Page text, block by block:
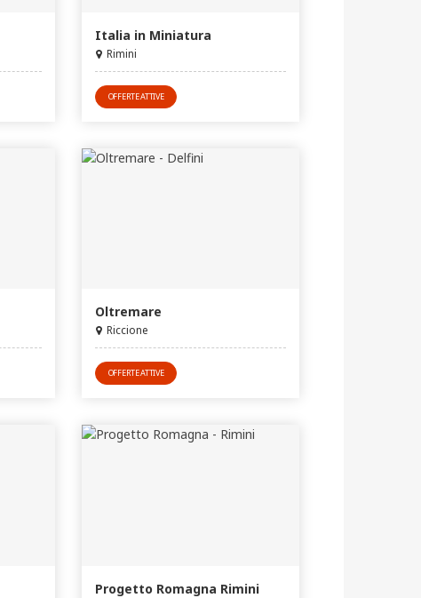
Italia in Miniatura
Rimini
OFFERTE ATTIVE
Oltremare
Riccione
OFFERTE ATTIVE
Progetto Romagna Rimini